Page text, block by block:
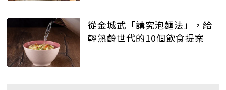
從金城武「講究泡麵法」，給
輕熟齡世代的10個飲食提案